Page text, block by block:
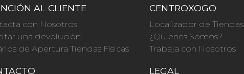
AL CLIENTE
con Nosotros
una devolución
de Apertura Tiendas Físicas
CENTROXOGO
Localizador de Tiendas
¿Quienes Somos?
Trabaja con Nosotros
LEGAL